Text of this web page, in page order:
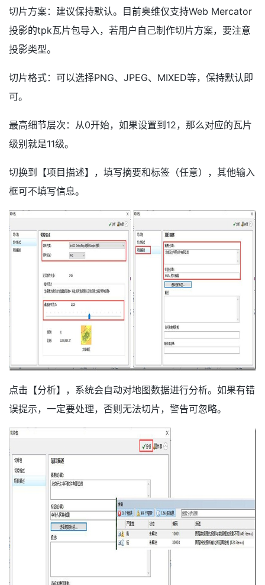
切片方案：建议保持默认。目前奥维仅支持Web Mercator
投影的tpk瓦片包导入，若用户自己制作切片方案，要注意
投影类型。
切片格式：可以选择PNG、JPEG、MIXED等，保持默认即
可。
最高细节层次：从0开始，如果设置到12，那么对应的瓦片
级别就是11级。
切换到【项目描述】，填写摘要和标签（任意），其他输入
框可不填写信息。
点击【分析】，系统会自动对地图数据进行分析。如果有错
误提示，一定要处理，否则无法切片，警告可忽略。